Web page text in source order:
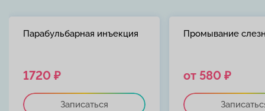
Парабульбарная инъекция
1720 ₽
Записаться
Промывание
от 580 ₽